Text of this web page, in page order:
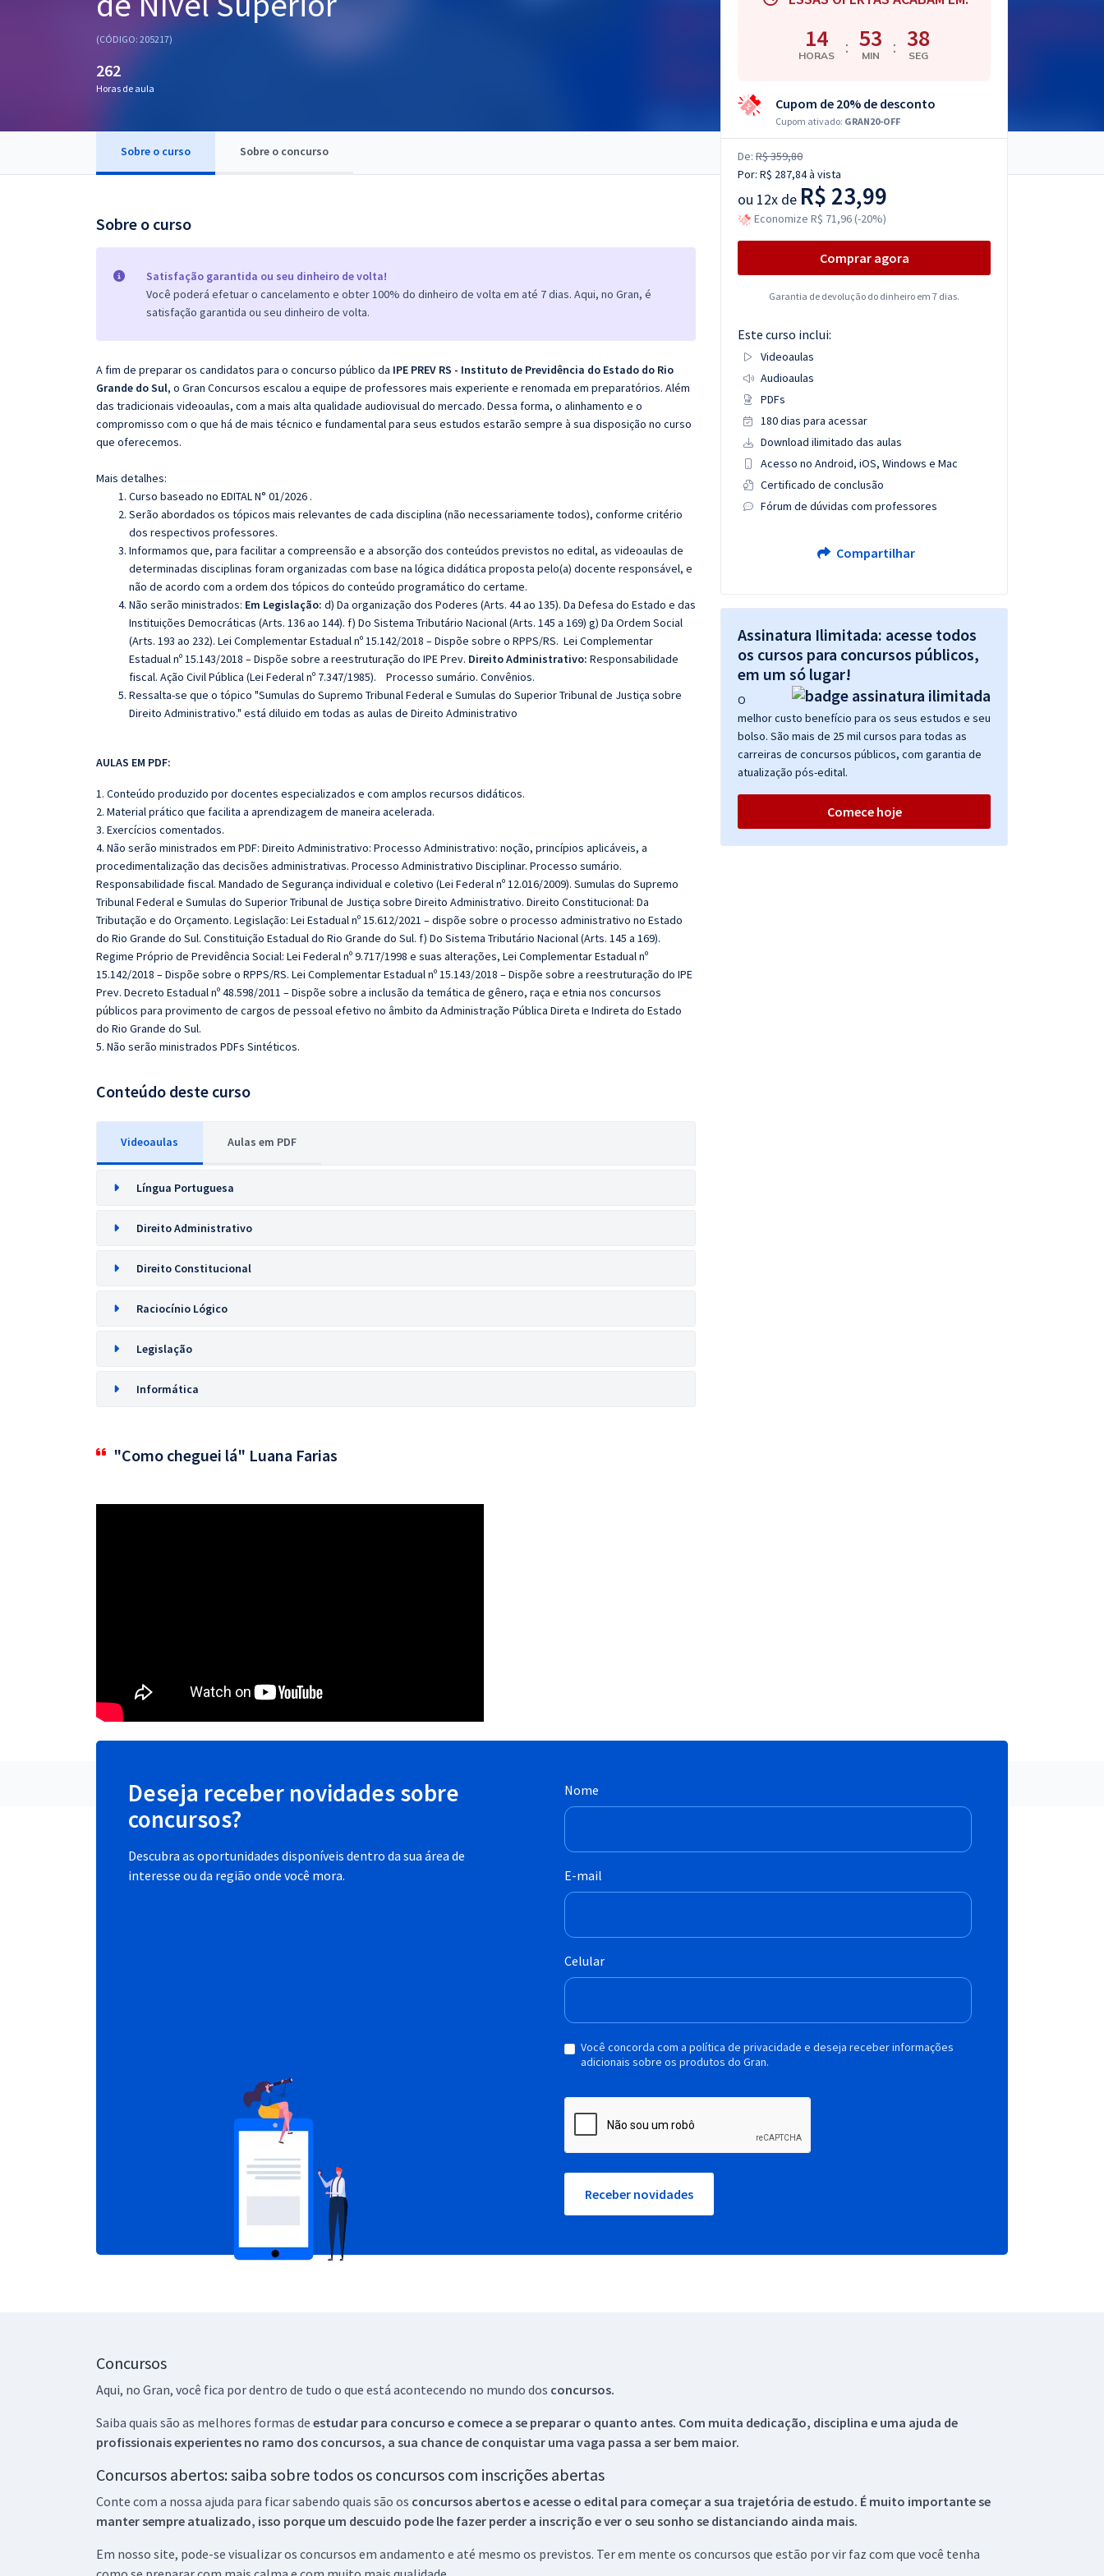
Questões grátis
(CÓDIGO: 205217)
262
Horas de aula
Sobre o curso Sobre o concurso
Sobre o curso
Satisfação garantida ou seu dinheiro de volta!
Você poderá efetuar o cancelamento e obter 100% do dinheiro de volta em até 7 dias. Aqui, no Gran, é
satisfação garantida ou seu dinheiro de volta.
A fim de preparar os candidatos para o concurso público da IPE PREV RS - Instituto de Previdência do Estado do Rio
Grande do Sul, o Gran Concursos escalou a equipe de professores mais experiente e renomada em preparatórios. Além
das tradicionais videoaulas, com a mais alta qualidade audiovisual do mercado. Dessa forma, o alinhamento e o
compromisso com o que há de mais técnico e fundamental para seus estudos estarão sempre à sua disposição no curso
que oferecemos.
Mais detalhes:
Curso baseado no EDITAL N° 01/2026 .
Serão abordados os tópicos mais relevantes de cada disciplina (não necessariamente todos), conforme critério
dos respectivos professores.
Informamos que, para facilitar a compreensão e a absorção dos conteúdos previstos no edital, as videoaulas de
determinadas disciplinas foram organizadas com base na lógica didática proposta pelo(a) docente responsável, e
não de acordo com a ordem dos tópicos do conteúdo programático do certame.
Não serão ministrados: Em Legislação: d) Da organização dos Poderes (Arts. 44 ao 135). Da Defesa do Estado e das
Instituições Democráticas (Arts. 136 ao 144). f) Do Sistema Tributário Nacional (Arts. 145 a 169) g) Da Ordem Social
(Arts. 193 ao 232). Lei Complementar Estadual nº 15.142/2018 – Dispõe sobre o RPPS/RS. Lei Complementar
Estadual nº 15.143/2018 – Dispõe sobre a reestruturação do IPE Prev. Direito Administrativo: Responsabilidade
fiscal. Ação Civil Pública (Lei Federal nº 7.347/1985). Processo sumário. Convênios.
Ressalta-se que o tópico "Sumulas do Supremo Tribunal Federal e Sumulas do Superior Tribunal de Justiça sobre
Direito Administrativo." está diluido em todas as aulas de Direito Administrativo
AULAS EM PDF:
1. Conteúdo produzido por docentes especializados e com amplos recursos didáticos.
2. Material prático que facilita a aprendizagem de maneira acelerada.
3. Exercícios comentados.
4. Não serão ministrados em PDF: Direito Administrativo: Processo Administrativo: noção, princípios aplicáveis, a
procedimentalização das decisões administrativas. Processo Administrativo Disciplinar. Processo sumário.
Responsabilidade fiscal. Mandado de Segurança individual e coletivo (Lei Federal nº 12.016/2009). Sumulas do Supremo
Tribunal Federal e Sumulas do Superior Tribunal de Justiça sobre Direito Administrativo. Direito Constitucional: Da
Tributação e do Orçamento. Legislação: Lei Estadual nº 15.612/2021 – dispõe sobre o processo administrativo no Estado
do Rio Grande do Sul. Constituição Estadual do Rio Grande do Sul. f) Do Sistema Tributário Nacional (Arts. 145 a 169).
Regime Próprio de Previdência Social: Lei Federal nº 9.717/1998 e suas alterações, Lei Complementar Estadual nº
15.142/2018 – Dispõe sobre o RPPS/RS. Lei Complementar Estadual nº 15.143/2018 – Dispõe sobre a reestruturação do IPE
Prev. Decreto Estadual nº 48.598/2011 – Dispõe sobre a inclusão da temática de gênero, raça e etnia nos concursos
públicos para provimento de cargos de pessoal efetivo no âmbito da Administração Pública Direta e Indireta do Estado
do Rio Grande do Sul.
5. Não serão ministrados PDFs Sintéticos.
Conteúdo deste curso
Videoaulas Aulas em PDF
Língua Portuguesa
Direito Administrativo
Direito Constitucional
Raciocínio Lógico
Legislação
Informática
"Como cheguei lá" Luana Farias
14
HORAS : 53
MIN : 37
SEG
Cupom de 20% de desconto
Cupom ativado: GRAN20-OFF
De: R$ 359,80
Por: R$ 287,84à vista
ou 12x de R$ 23,99
Economize R$ 71,96 (-20%)
Comprar agora
Garantia de devolução do dinheiro em 7 dias.
Este curso inclui:
Videoaulas
Audioaulas
PDFs
180 dias para acessar
Download ilimitado das aulas
Acesso no Android, iOS, Windows e Mac
Certificado de conclusão
Fórum de dúvidas com professores
Compartilhar
Assinatura Ilimitada: acesse todos
os cursos para concursos públicos,
em um só lugar!
O
melhor custo benefício para os seus estudos e seu
bolso. São mais de 25 mil cursos para todas as
carreiras de concursos públicos, com garantia de
atualização pós-edital.
Comece hoje
Deseja receber novidades sobre
concursos?
Descubra as oportunidades disponíveis dentro da sua área de
interesse ou da região onde você mora.
Nome
E-mail
Celular
Você concorda com a política de privacidade e deseja receber informações
adicionais sobre os produtos do Gran.
Receber novidades
Concursos
Aqui, no Gran, você fica por dentro de tudo o que está acontecendo no mundo dos concursos.
Saiba quais são as melhores formas de estudar para concurso e comece a se preparar o quanto antes. Com muita dedicação, disciplina e uma ajuda de
profissionais experientes no ramo dos concursos, a sua chance de conquistar uma vaga passa a ser bem maior.
Concursos abertos: saiba sobre todos os concursos com inscrições abertas
Conte com a nossa ajuda para ficar sabendo quais são os concursos abertos e acesse o edital para começar a sua trajetória de estudo. É muito importante se
manter sempre atualizado, isso porque um descuido pode lhe fazer perder a inscrição e ver o seu sonho se distanciando ainda mais.
Em nosso site, pode-se visualizar os concursos em andamento e até mesmo os previstos. Ter em mente os concursos que estão por vir faz com que você tenha